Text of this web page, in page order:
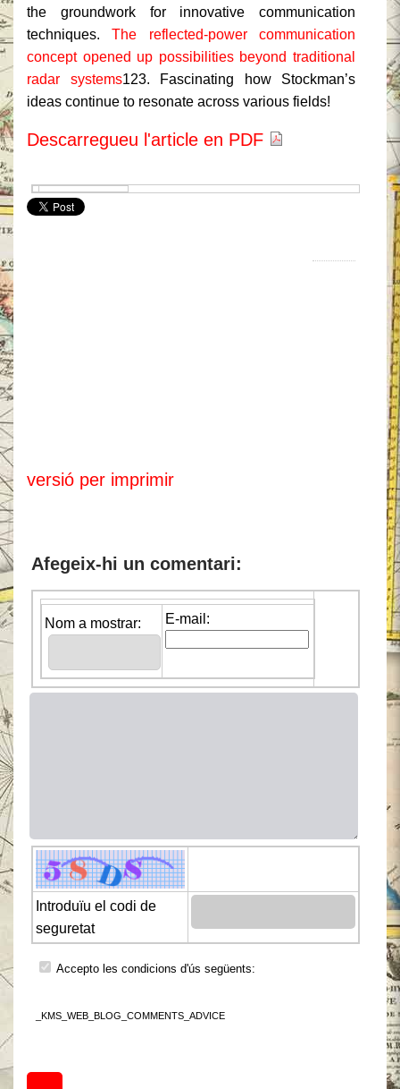
the groundwork for innovative communication
techniques.The reflected-power communication
concept opened up possibilities beyond traditional
radar systems123. Fascinating how Stockman’s
ideas continue to resonate across various fields!
Descarregueu l'article en PDF
versió per imprimir
Afegeix-hi un comentari:
Nom a mostrar: E-mail:
Introduïu el codi de
seguretat
Accepto les condicions d'ús següents:
_KMS_WEB_BLOG_COMMENTS_ADVICE